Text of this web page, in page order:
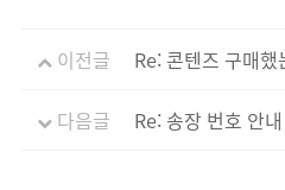
이전글 Re: 콘텐즈 구매
다음글 Re: 송장 번호 안